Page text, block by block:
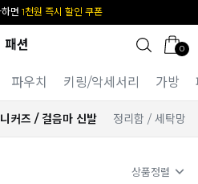
면 1천원 즉시 할인 쿠폰
패션 0
파우치 키링/악세서리 가방
커즈 / 걸음마 신발 정리함 / 세탁망
상품정렬